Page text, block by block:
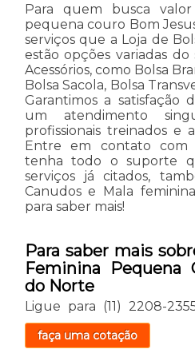
Para quem busca
pequena couro Bom
serviços que a Loja de
estão opções variadas
Acessórios, como Bolsa
Bolsa Sacola, Bolsa
Garantimos a satisfação
um atendimento
profissionais treinados e
Entre em contato com
tenha todo o suporte
serviços já citados,
Canudos e Mala
para saber mais!
Para saber mais
Feminina Pequena
do Norte
Ligue para (11) 2208-
faça uma cotação